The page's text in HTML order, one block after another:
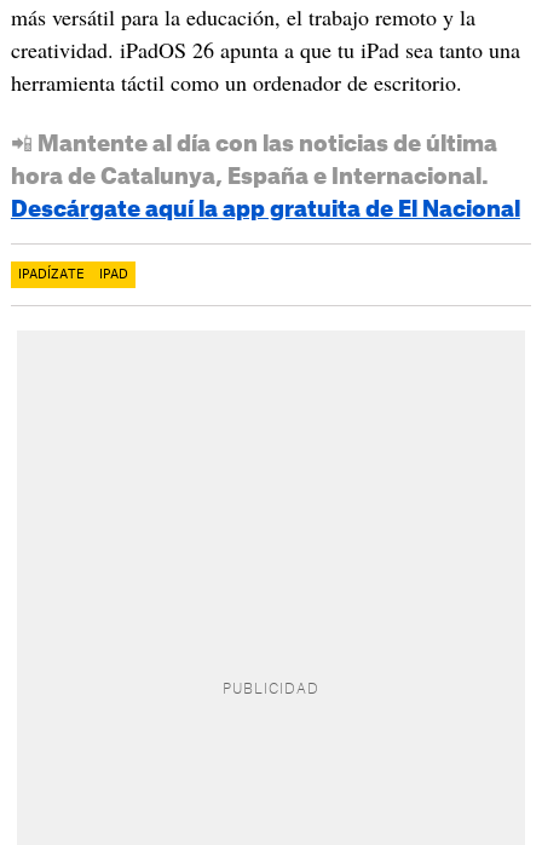
más versátil para la educación, el trabajo remoto y la
creatividad. iPadOS 26 apunta a que tu iPad sea tanto una
herramienta táctil como un ordenador de escritorio.
📲 Mantente al día con las noticias de última
hora de Catalunya, España e Internacional.
Descárgate aquí la app gratuita de El Nacional
IPADÍZATE IPAD